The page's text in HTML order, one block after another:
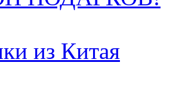
из Китая